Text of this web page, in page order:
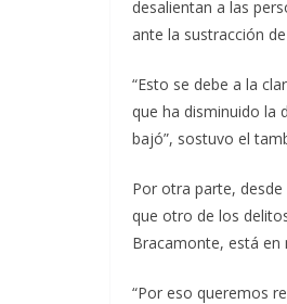
desalientan a las
ante la sustracción
“Esto se debe a la
que ha disminuido la
bajó”, sostuvo el
Por otra parte,
que otro de los
Bracamonte, está en
“Por eso queremos